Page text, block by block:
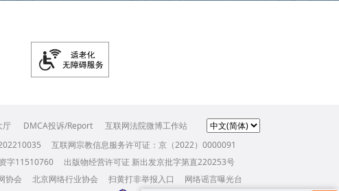
厅 DMCA投诉/Report
互联网法院微博工作站
互联网宗教信息服务许可证：京（2022）0000091
字11510760
出版物经营许可证 新出发京批字第直220253号
协会 北京网络行业协会 扫黄打非举报入口 网络谣言曝光台